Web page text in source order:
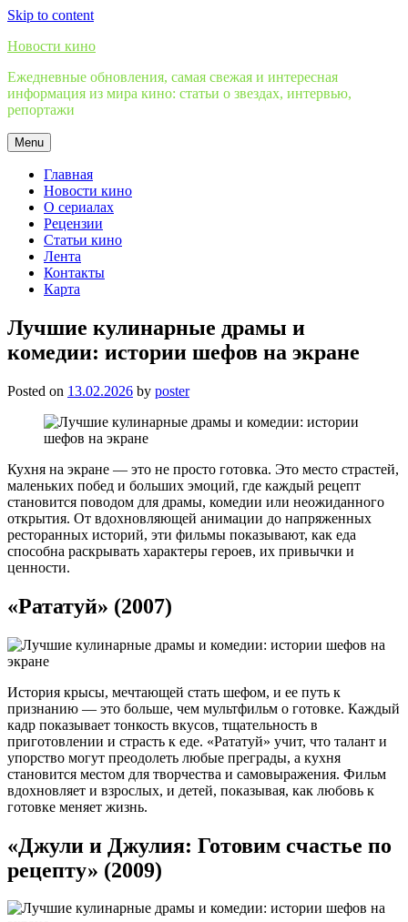
Skip to content
Новости кино
Ежедневные обновления, самая свежая и интересная
информация из мира кино: статьи о звездах, интервью,
репортажи
Menu
Главная
Новости кино
О сериалах
Рецензии
Статьи кино
Лента
Контакты
Карта
Лучшие кулинарные драмы и
комедии: истории шефов на экране
Posted on 13.02.2026 by poster
Кухня на экране — это не просто готовка. Это место страстей,
маленьких побед и больших эмоций, где каждый рецепт
становится поводом для драмы, комедии или неожиданного
открытия. От вдохновляющей анимации до напряженных
ресторанных историй, эти фильмы показывают, как еда
способна раскрывать характеры героев, их привычки и
ценности.
«Рататуй» (2007)
История крысы, мечтающей стать шефом, и ее путь к
признанию — это больше, чем мультфильм о готовке. Каждый
кадр показывает тонкость вкусов, тщательность в
приготовлении и страсть к еде. «Рататуй» учит, что талант и
упорство могут преодолеть любые преграды, а кухня
становится местом для творчества и самовыражения. Фильм
вдохновляет и взрослых, и детей, показывая, как любовь к
готовке меняет жизнь.
«Джули и Джулия: Готовим счастье по
рецепту» (2009)